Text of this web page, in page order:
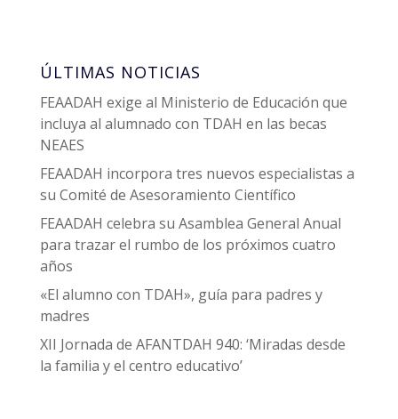
ÚLTIMAS NOTICIAS
FEAADAH exige al Ministerio de Educación que
incluya al alumnado con TDAH en las becas
NEAES
FEAADAH incorpora tres nuevos especialistas a
su Comité de Asesoramiento Científico
FEAADAH celebra su Asamblea General Anual
para trazar el rumbo de los próximos cuatro
años
«El alumno con TDAH», guía para padres y
madres
XII Jornada de AFANTDAH 940: ‘Miradas desde
la familia y el centro educativo’